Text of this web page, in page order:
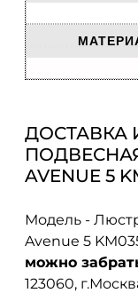
ДОСТАВКА
ПОДВЕСНАЯ
AVENUE 5
Модель -
Avenue 5
можно
123060,